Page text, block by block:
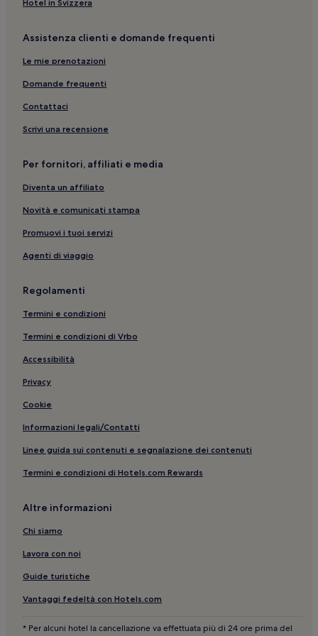
Spiaggia di Viareggio: hotel a 2 stelle
Marina di Pietrasanta: Hotel con cucina
Passeggiata di Viareggio: hotel a 4 stelle
Statua di Burlamacco: hotel nelle vicinanze
Spiaggia Libera: hotel nelle vicinanze
Spiaggia di Viareggio: Appartamenti
Viareggio: Chalet
Piazza Shelley: hotel nelle vicinanze
Lido di Camaiore: Appartamenti
Spiaggia di Viareggio: hotel nelle vicinanze
Spiaggia di Pietrasanta: hotel nelle vicinanze
Monteggiori: hotel
Viareggio: hotel a 2 stelle
Passeggiata di Viareggio: hotel a 3 stelle
Spiaggia di Viareggio: Hotel con piscina nelle vicinanze
Viareggio: Guest house
Museo del Carnevale: hotel nelle vicinanze
Duomo di Pietrasanta: hotel nelle vicinanze
Piano di Mommio: hotel
Marina di Pietrasanta: Hotel sulla spiaggia
Marina di Pietrasanta: hotel
Pietrasanta: Ville
Viareggio: B&B
Stazione di Viareggio: hotel nelle vicinanze
Marina di Pietrasanta: Hotel con parcheggio
Hotel in Svizzera
Assistenza clienti e domande frequenti
Le mie prenotazioni
Domande frequenti
Contattaci
Scrivi una recensione
Per fornitori, affiliati e media
Diventa un affiliato
Novità e comunicati stampa
Promuovi i tuoi servizi
Agenti di viaggio
Regolamenti
Termini e condizioni
Termini e condizioni di Vrbo
Accessibilità
Privacy
Cookie
Informazioni legali/Contatti
Linee guida sui contenuti e segnalazione dei contenuti
Termini e condizioni di Hotels.com Rewards
Altre informazioni
Chi siamo
Lavora con noi
Guide turistiche
Vantaggi fedeltà con Hotels.com
* Per alcuni hotel la cancellazione va effettuata più di 24 ore prima del